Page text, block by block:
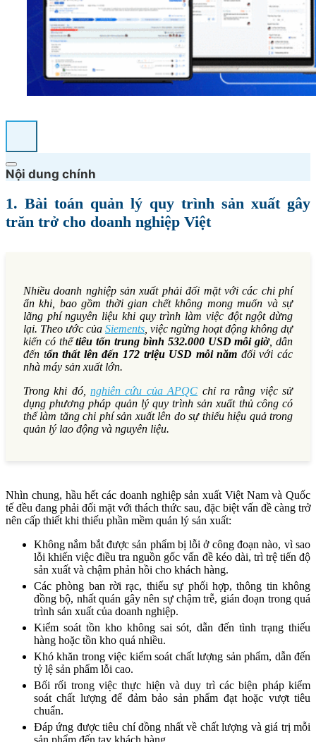
Nội dung chính
1. Bài toán quản lý quy trình sản xuất gây
trăn trở cho doanh nghiệp Việt
Nhiều doanh nghiệp sản xuất phải đối mặt với các chi phí
ẩn khi, bao gồm thời gian chết không mong muốn và sự
lãng phí nguyên liệu khi quy trình làm việc đột ngột dừng
lại. Theo ước của Siements , việc ngừng hoạt động không dự
kiến có thểtiêu tốn trung bình 532.000 USD mỗi giờ, dẫn
đến tổn thất lên đến 172 triệu USD mỗi năm đối với các
nhà máy sản xuất lớn.
Trong khi đó,nghiên cứu của APQC chỉ ra rằng việc sử
dụng phương pháp quản lý quy trình sản xuất thủ công có
thể làm tăng chi phí sản xuất lên do sự thiếu hiệu quả trong
quản lý lao động và nguyên liệu.
Nhìn chung, hầu hết các doanh nghiệp sản xuất Việt Nam và Quốc
tế đều đang phải đối mặt với thách thức sau, đặc biệt vấn đề càng trở
nên cấp thiết khi thiếu phần mềm quản lý sản xuất:
Không nắm bắt được sản phẩm bị lỗi ở công đoạn nào, vì sao
lỗi khiến việc điều tra nguồn gốc vấn đề kéo dài, trì trệ tiến độ
sản xuất và chậm phản hồi cho khách hàng.
Các phòng ban rời rạc, thiếu sự phối hợp, thông tin không
đồng bộ, nhất quán gây nên sự chậm trễ, gián đoạn trong quá
trình sản xuất của doanh nghiệp.
Kiểm soát tồn kho không sai sót, dẫn đến tình trạng thiếu
hàng hoặc tồn kho quá nhiều.
Khó khăn trong việc kiểm soát chất lượng sản phẩm, dẫn đến
tỷ lệ sản phẩm lỗi cao.
Bối rối trong việc thực hiện và duy trì các biện pháp kiểm
soát chất lượng để đảm bảo sản phẩm đạt hoặc vượt tiêu
chuẩn.
Đáp ứng được tiêu chí đồng nhất về chất lượng và giá trị mỗi
sản phẩm đến tay khách hàng.